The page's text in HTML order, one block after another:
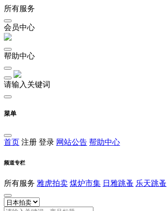
所有服务
会员中心
帮助中心
请输入关键词
菜单
首页 注册 登录 网站公告 帮助中心
频道专栏
所有服务 雅虎拍卖 煤炉市集 日雅跳蚤 乐天跳蚤